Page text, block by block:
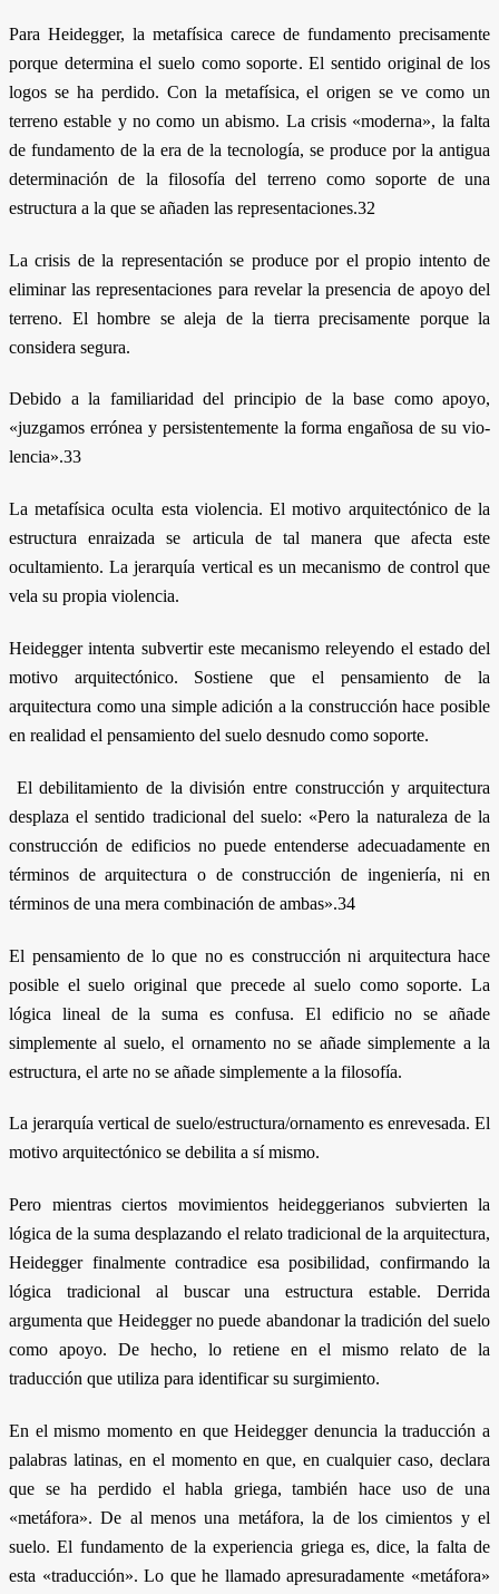
Para Heidegger, la metafísica carece de fundamento precisamente
porque determina el suelo como soporte. El sentido original de los
logos se ha perdido. Con la metafísica, el origen se ve como un
terreno estable y no como un abismo. La crisis «moderna», la falta
de fundamento de la era de la tecnología, se produce por la antigua
determinación de la filosofía del terreno como soporte de una
estructura a la que se añaden las representaciones.32
La crisis de la representación se produce por el propio intento de
eliminar las representaciones para revelar la presencia de apoyo del
terreno. El hombre se aleja de la tierra precisamente porque la
considera segura.
Debido a la familiaridad del principio de la base como apoyo,
«juzgamos errónea y persistentemente la forma engañosa de su vio-
lencia».33
La metafísica oculta esta violencia. El motivo arquitectónico de la
estructura enraizada se articula de tal manera que afecta este
ocultamiento. La jerarquía vertical es un mecanismo de control que
vela su propia violencia.
Heidegger intenta subvertir este mecanismo releyendo el estado del
motivo arquitectónico. Sostiene que el pensamiento de la
arquitectura como una simple adición a la construcción hace posible
en realidad el pensamiento del suelo desnudo como soporte.
El debilitamiento de la división entre construcción y arquitectura
desplaza el sentido tradicional del suelo: «Pero la naturaleza de la
construcción de edificios no puede entenderse adecuadamente en
términos de arquitectura o de construcción de ingeniería, ni en
términos de una mera combinación de ambas».34
El pensamiento de lo que no es construcción ni arquitectura hace
posible el suelo original que precede al suelo como soporte. La
lógica lineal de la suma es confusa. El edificio no se añade
simplemente al suelo, el ornamento no se añade simplemente a la
estructura, el arte no se añade simplemente a la filosofía.
La jerarquía vertical de suelo/estructura/ornamento es enrevesada. El
motivo arquitectónico se debilita a sí mismo.
Pero mientras ciertos movimientos heideggerianos subvierten la
lógica de la suma desplazando el relato tradicional de la arquitectura,
Heidegger finalmente contradice esa posibilidad, confirmando la
lógica tradicional al buscar una estructura estable. Derrida
argumenta que Heidegger no puede abandonar la tradición del suelo
como apoyo. De hecho, lo retiene en el mismo relato de la
traducción que utiliza para identificar su surgimiento.
En el mismo momento en que Heidegger denuncia la traducción a
palabras latinas, en el momento en que, en cualquier caso, declara
que se ha perdido el habla griega, también hace uso de una
«metáfora». De al menos una metáfora, la de los cimientos y el
suelo. El fundamento de la experiencia griega es, dice, la falta de
esta «traducción». Lo que he llamado apresuradamente «metáfora»